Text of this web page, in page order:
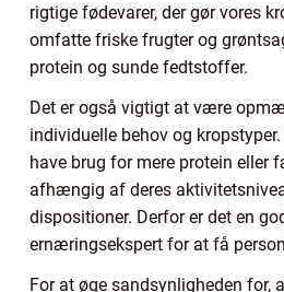
rigtige fødevarer, der gør vores
omfatte friske frugter og
protein og sunde fedtstoffer.
Det er også vigtigt at være
individuelle behov og
have brug for mere protein eller
afhængig af deres
dispositioner. Derfor er det en
ernæringsekspert for at få
For at øge sandsynligheden for,